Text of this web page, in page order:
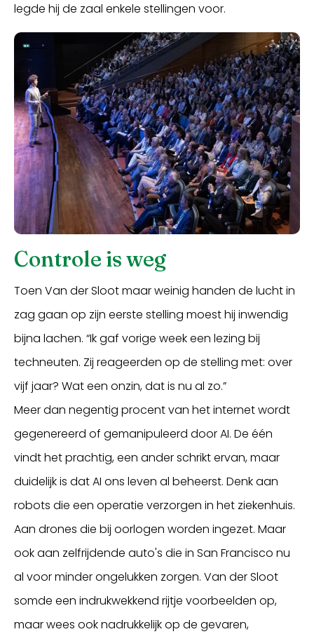
legde hij de zaal enkele stellingen voor.
Controle is weg
Toen Van der Sloot maar weinig handen de lucht in
zag gaan op zijn eerste stelling moest hij inwendig
bijna lachen. “Ik gaf vorige week een lezing bij
techneuten. Zij reageerden op de stelling met: over
vijf jaar? Wat een onzin, dat is nu al zo.”
Meer dan negentig procent van het internet wordt
gegenereerd of gemanipuleerd door AI. De één
vindt het prachtig, een ander schrikt ervan, maar
duidelijk is dat AI ons leven al beheerst. Denk aan
robots die een operatie verzorgen in het ziekenhuis.
Aan drones die bij oorlogen worden ingezet. Maar
ook aan zelfrijdende auto's die in San Francisco nu
al voor minder ongelukken zorgen. Van der Sloot
somde een indrukwekkend rijtje voorbeelden op,
maar wees ook nadrukkelijk op de gevaren,